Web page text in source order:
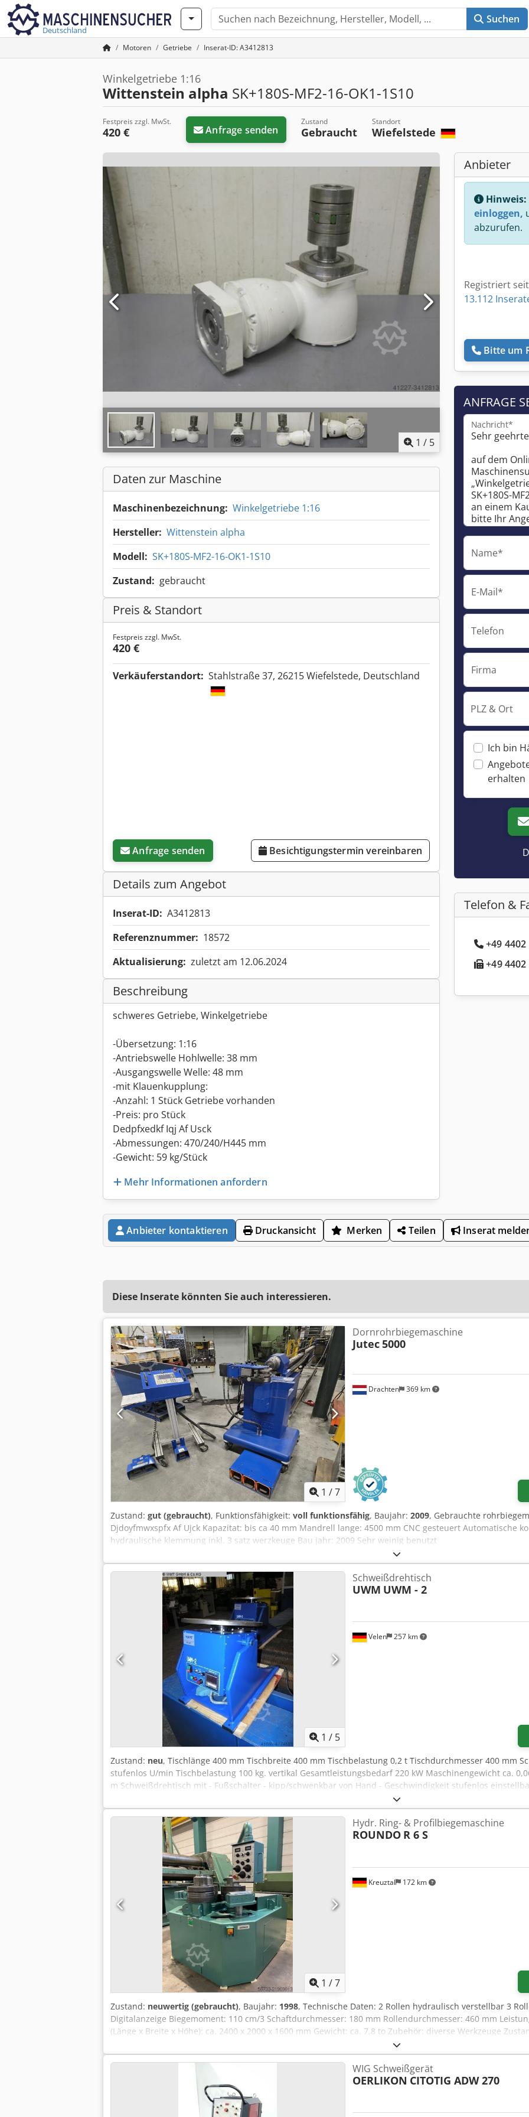
Deutschland
Suchen
Motoren Getriebe Inserat-ID: A3412813
Winkelgetriebe 1:16
Wittenstein alpha SK+180S-MF2-16-OK1-1S10
Festpreis zzgl. MwSt.
420 € Anfrage senden
Zustand
Gebraucht
Standort
Wiefelstede
1 / 5
Daten zur Maschine
Maschinenbezeichnung: Winkelgetriebe 1:16
Hersteller: Wittenstein alpha
Modell: SK+180S-MF2-16-OK1-1S10
Zustand: gebraucht
Preis & Standort
Festpreis zzgl. MwSt.
420 €
Verkäuferstandort: Stahlstraße 37, 26215 Wiefelstede, Deutschland
Anfrage senden Besichtigungstermin vereinbaren
Details zum Angebot
Inserat-ID: A3412813
Referenznummer: 18572
Aktualisierung: zuletzt am 12.06.2024
Beschreibung
schweres Getriebe, Winkelgetriebe
-Übersetzung: 1:16
-Antriebswelle Hohlwelle: 38 mm
-Ausgangswelle Welle: 48 mm
-mit Klauenkupplung:
-Anzahl: 1 Stück Getriebe vorhanden
-Preis: pro Stück
Dedpfxedkf Iqj Af Usck
-Abmessungen: 470/240/H445 mm
-Gewicht: 59 kg/Stück
Mehr Informationen anfordern
Anbieter
Hinweis:
einloggen,
abzurufen.
Registriert
13.112
Bitte um
ANFRAGE
Nachricht*
Name*
E-Mail*
Telefon
Firma
PLZ & Ort
Ich bin
erhalten
Telefon &
+49
+49
Anbieter kontaktieren Druckansicht Merken Teilen Inserat
Diese Inserate könnten Sie auch interessieren.
1 /7
Drachten 369 km
Dornrohrbiegemaschine
Jutec5000
Zustand: gut (gebraucht), Funktionsfähigkeit: voll funktionsfähig, Baujahr: 2009, Gebrauchte
Djdoyfmwxspfx Af Ujck Kapazitat: bis ca 40 mm Mandrell lange: 4500 mm CNC gesteuert Automatische
hydraulische klemmung inkl. 3 satz werzkeuge Bau jahr: 2009 Sehr weinig benutzt
1 / 5
Velen 257 km
Schweißdrehtisch
UWM UWM - 2
Zustand: neu, Tischlänge 400 mm Tischbreite 400 mm Tischbelastung 0,2 t Tischdurchmesser 400 mm
stufenlos U/min Tischbelastung 100 kg. vertikal Gesamtleistungsbedarf 220 kW Maschinengewicht ca.
m Schweißdrehtisch mit - Fußschalter - kipp/schwenkbar von Hand - Geschwindigkeit stufenlos
Schweisstromübertragung Vorführmaschine Dokumentation nur in Englisch. Dodpofv Azzefx Af Usck
1 /7
Kreuztal 172 km
Hydr. Ring- & Profilbiegemaschine
ROUNDO R 6 S
Zustand: neuwertig (gebraucht), Baujahr: 1998, Technische Daten: 2 Rollen hydraulisch verstellbar 3
Digitalanzeige Biegemoment: 110 cm/3 Schaftdurchmesser: 180 mm Rollendurchmesser: 460 mm
(Länge x Breite x Höhe): ca. 2400 x 2000 x 1600 mm Gewicht: ca. 7,8 to Zubehör: diverse Werkzeuge
beinahe neuwertiger Zustand Der Verkäufer haftet nicht für Schreib- oder Datenübermittlungsfehler.
Verschleiß dem Alter entsprechend; gebrauchte Maschinen werden ohne jegliche Gewährleistung
WIG Schweißgerät
OERLIKON CITOTIG ADW 270